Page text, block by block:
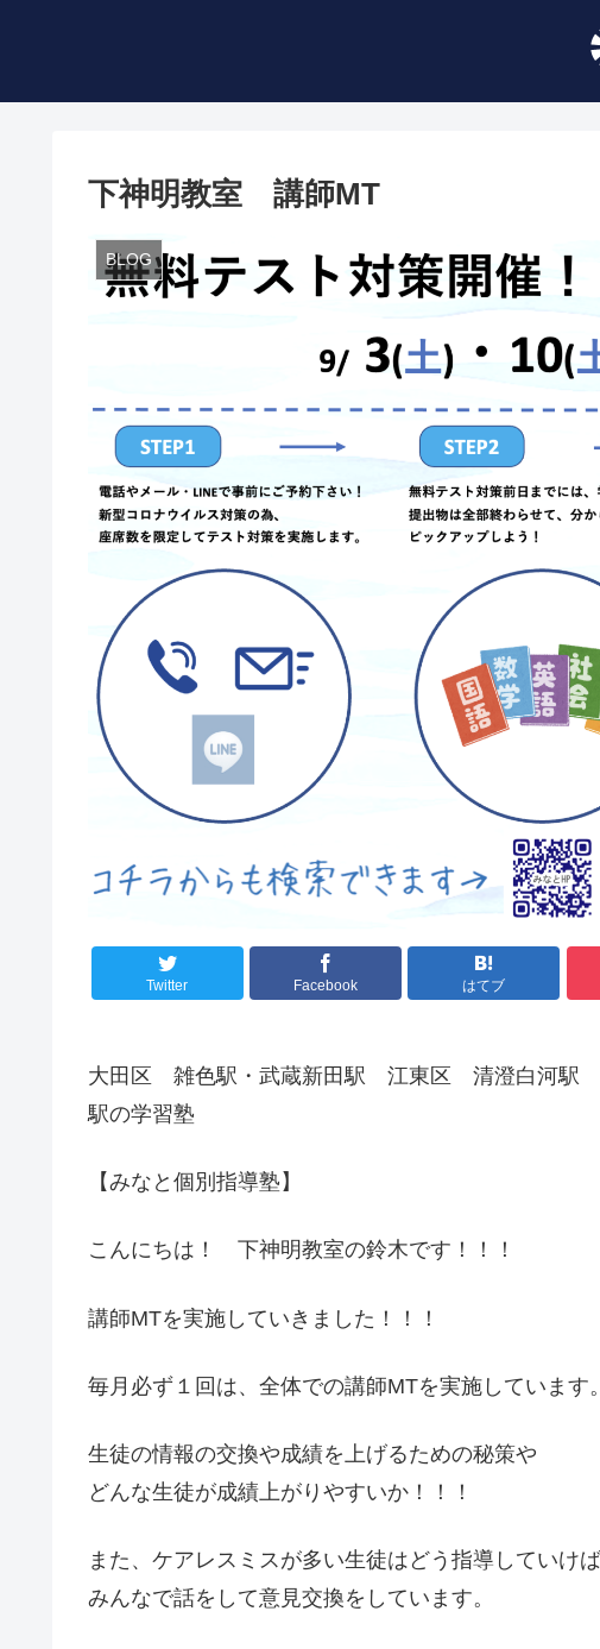
下神明教室 講師MT
BLOG
Twitter Facebook はてブ
大田区 雑色駅・武蔵新田駅 江東区 清澄白河駅
駅の学習塾
【みなと個別指導塾】
こんにちは！ 下神明教室の鈴木です！！！
講師MTを実施していきました！！！
毎月必ず１回は、全体での講師MTを実施しています。
生徒の情報の交換や成績を上げるための秘策や
どんな生徒が成績上がりやすいか！！！
また、ケアレスミスが多い生徒はどう指導していけ
みんなで話をして意見交換をしています。